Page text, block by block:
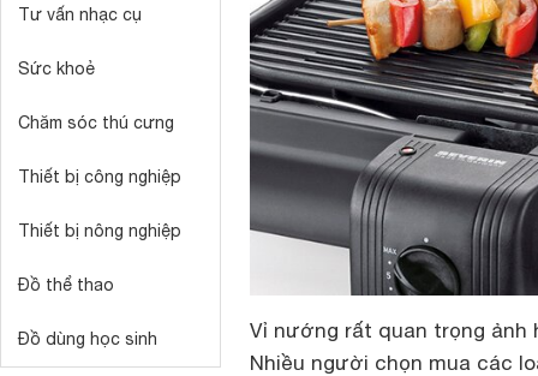
Tư vấn nhạc cụ
Sức khoẻ
Chăm sóc thú cưng
Thiết bị công nghiệp
Thiết bị nông nghiệp
Đồ thể thao
Đồ dùng học sinh
Vỉ nướng rất quan trọng
Nhiều người chọn mua các